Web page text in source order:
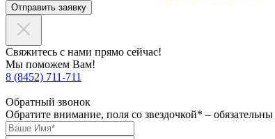
Отправить заявку
Свяжитесь с нами прямо сейчас!
Мы поможем Вам!
8 (8452) 711-711
Обратный звонок
Обратите внимание, поля со звездочкой* –